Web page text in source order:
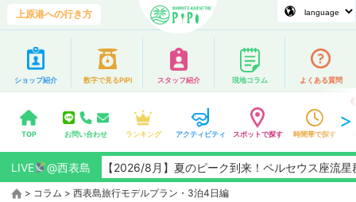
上原港への行き方
ショップ紹介 数字で見るPiPi スタッフ紹介 現地コラム よくある質問
TOP お問い合わせ ランキング アクティビティ スポットで探す 時間帯で探す
LIVE @西表島
【2026/8月】夏のピーク到来！ペルセウス座流星群観測チャ
> コラム > 西表島旅行モデルプラン・3泊4日編